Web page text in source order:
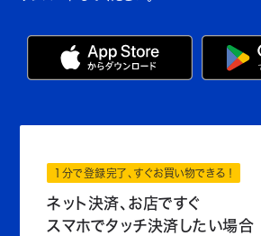
1分で登録完了、すぐお買い物できる！
ネット決済、お店ですぐ
スマホでタッチ決済したい場合